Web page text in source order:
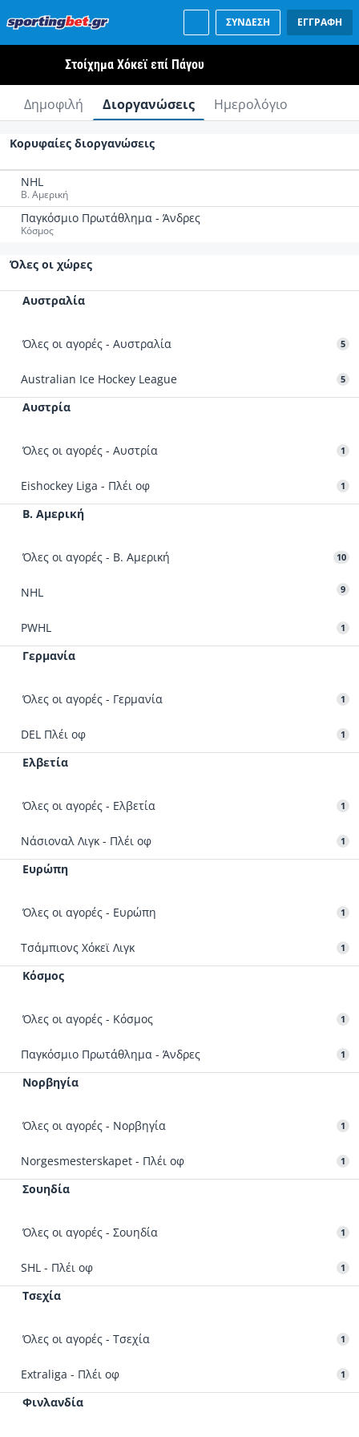
ΣΥΝΔΕΣΗ ΕΓΓΡΑΦΗ
Στοίχημα Χόκεϊ επί Πάγου
Δημοφιλή Διοργανώσεις Ημερολόγιο
Κορυφαίες διοργανώσεις
NHL
Β. Αμερική
Παγκόσμιο Πρωτάθλημα - Άνδρες
Κόσμος
Όλες οι χώρες
Αυστραλία
Όλες οι αγορές - Αυστραλία 5
Australian Ice Hockey League 5
Αυστρία
Όλες οι αγορές - Αυστρία 1
Eishockey Liga - Πλέι οφ 1
Β. Αμερική
Όλες οι αγορές - Β. Αμερική 10
NHL 9
PWHL 1
Γερμανία
Όλες οι αγορές - Γερμανία 1
DEL Πλέι οφ 1
Ελβετία
Όλες οι αγορές - Ελβετία 1
Νάσιοναλ Λιγκ - Πλέι οφ 1
Ευρώπη
Όλες οι αγορές - Ευρώπη 1
Τσάμπιονς Χόκεϊ Λιγκ 1
Κόσμος
Όλες οι αγορές - Κόσμος 1
Παγκόσμιο Πρωτάθλημα - Άνδρες 1
Νορβηγία
Όλες οι αγορές - Νορβηγία 1
Norgesmesterskapet - Πλέι οφ 1
Σουηδία
Όλες οι αγορές - Σουηδία 1
SHL - Πλέι οφ 1
Τσεχία
Όλες οι αγορές - Τσεχία 1
Extraliga - Πλέι οφ 1
Φινλανδία